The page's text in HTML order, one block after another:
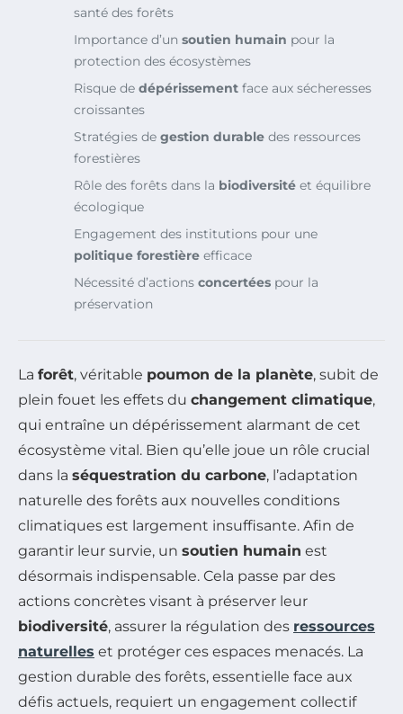
santé des forêts
Importance d’un soutien humain pour la
protection des écosystèmes
Risque de dépérissement face aux sécheresses
croissantes
Stratégies de gestion durable des ressources
forestières
Rôle des forêts dans la biodiversité et équilibre
écologique
Engagement des institutions pour une
politique forestière efficace
Nécessité d’actions concertées pour la
préservation
La forêt, véritable poumon de la planète, subit de
plein fouet les effets du changement climatique,
qui entraîne un dépérissement alarmant de cet
écosystème vital. Bien qu’elle joue un rôle crucial
dans la séquestration du carbone, l’adaptation
naturelle des forêts aux nouvelles conditions
climatiques est largement insuffisante. Afin de
garantir leur survie, un soutien humain est
désormais indispensable. Cela passe par des
actions concrètes visant à préserver leur
biodiversité, assurer la régulation des ressources
naturelles et protéger ces espaces menacés. La
gestion durable des forêts, essentielle face aux
défis actuels, requiert un engagement collectif